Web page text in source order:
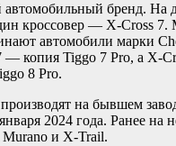
бренд. На
кроссовер — X-Cross 7.
автомобили марки
— копия Tiggo 7 Pro, а X-
8 Pro.
на бывшем
2024 года. Ранее на
Murano и X-Trail.